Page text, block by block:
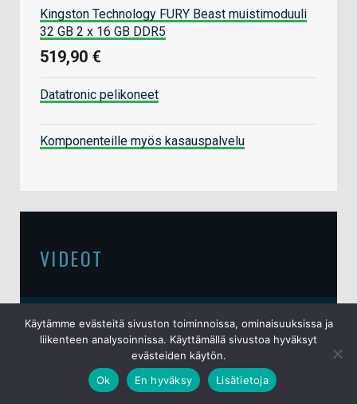
Kingston Technology FURY Beast muistimoduuli
32 GB 2 x 16 GB DDR5
519,90 €
Datatronic pelikoneet
Komponenteille myös kasauspalvelu
VIDEOT
Video: Testissä Audeze Maxwell 2
-pelikuulokkeet
Käytämme evästeitä sivuston toiminnoissa, ominaisuuksissa ja
liikenteen analysoinnissa. Käyttämällä sivustoa hyväksyt
evästeiden käytön.
Ok
En hyväksy Lisätietoja